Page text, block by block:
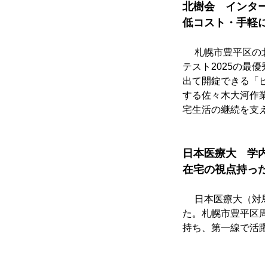
北樹会　インタ
低コスト・手軽
札幌市豊平区の
テスト2025の最優
出て開錠できる「
する佐々木大河作
宅生活の継続を支
日本医療大　学
在宅の視点持っ
日本医療大（対
た。札幌市豊平区
持ち、第一線で活